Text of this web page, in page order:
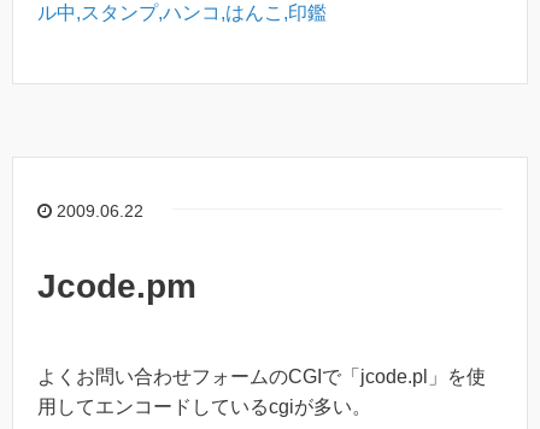
ル中,スタンプ,ハンコ,はんこ,印鑑
2009.06.22
Jcode.pm
よくお問い合わせフォームのCGIで「jcode.pl」を使
用してエンコードしているcgiが多い。